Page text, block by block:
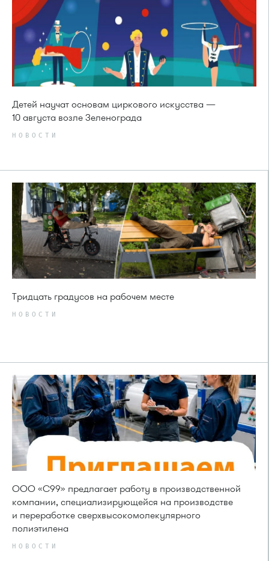
Детей научат основам циркового искусства —
10 августа возле Зеленограда
НОВОСТИ
Тридцать градусов на рабочем месте
НОВОСТИ
ООО «С99» предлагает работу в производственной
компании, специализирующейся на производстве
и переработке сверхвысокомолекулярного
полиэтилена
НОВОСТИ